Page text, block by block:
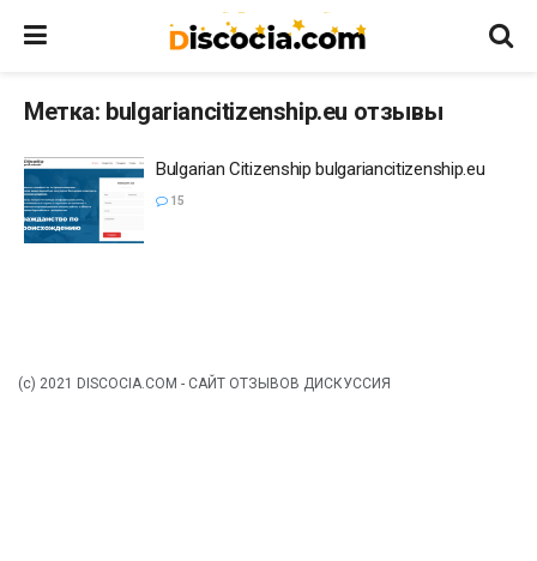
Метка: bulgariancitizenship.eu отзывы
Bulgarian Citizenship bulgariancitizenship.eu
15
(c) 2021 DISCOCIA.COM - САЙТ ОТЗЫВОВ ДИСКУССИЯ